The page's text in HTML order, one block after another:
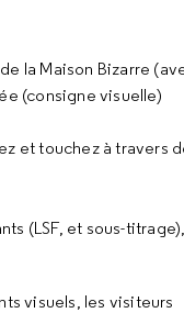
la Maison Bizarre
(consigne visuelle)
et touchez à travers
(LSF, et sous-titrage),
visuels, les visiteurs